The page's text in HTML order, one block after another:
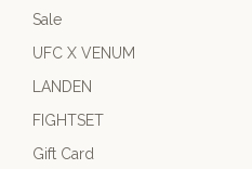
Sale
UFC X VENUM
LANDEN
FIGHTSET
Gift Card